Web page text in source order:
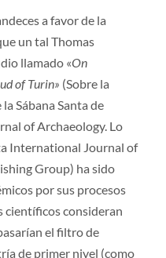
a favor de la
un tal Thomas
llamado «On
of Turin» (Sobre la
Sábana Santa de
of Archaeology. Lo
International Journal of
Group) ha sido
por sus procesos
científicos consideran
el filtro de
de primer nivel (como